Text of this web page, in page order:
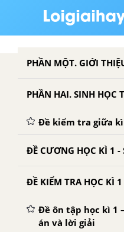
PHẦN HAI. SINH HỌC
Đề kiểm tra giữa kì
ĐỀ CƯƠNG HỌC KÌ 1 -
Đề ôn tập học kì 1
án và lời giải